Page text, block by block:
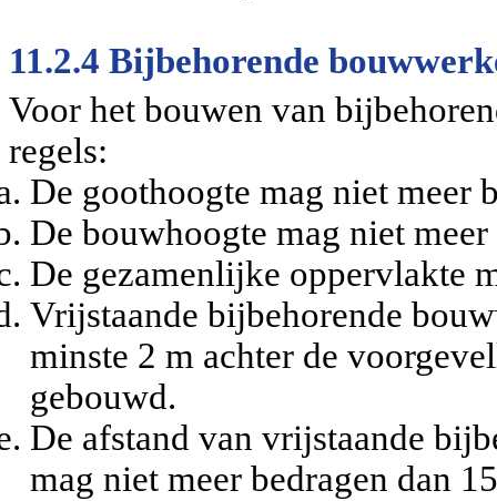
11.2.4 Bijbehorende
Voor het bouwen van
regels:
De goothoogte mag niet meer
De bouwhoogte mag niet
De gezamenlijke oppervlakte
Vrijstaande bijbehorende
minste 2 m achter de
gebouwd.
De afstand van vrijstaande
mag niet meer bedragen dan